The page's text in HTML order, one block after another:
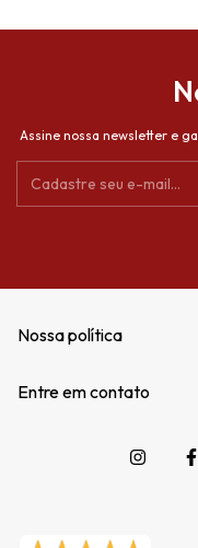
Assine nossa newsletter e
Nossa política
Entre em contato